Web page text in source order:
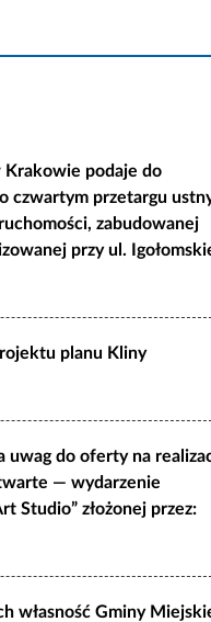
Krakowie podaje do
czwartym przetargu
zabudowanej
przy ul.
planu Kliny
uwag do oferty na
— wydarzenie
Studio” złożonej przez:
własność Gminy